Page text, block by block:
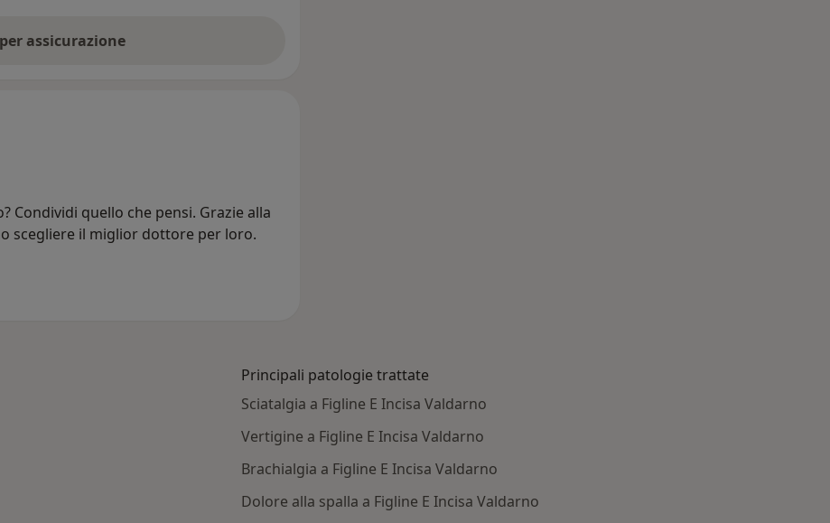
assicurazione
Condividi quello che pensi. Grazie alla
scegliere il miglior dottore per loro.
Principali patologie trattate
Sciatalgia a Figline E Incisa Valdarno
Vertigine a Figline E Incisa Valdarno
Brachialgia a Figline E Incisa Valdarno
Dolore alla spalla a Figline E Incisa Valdarno